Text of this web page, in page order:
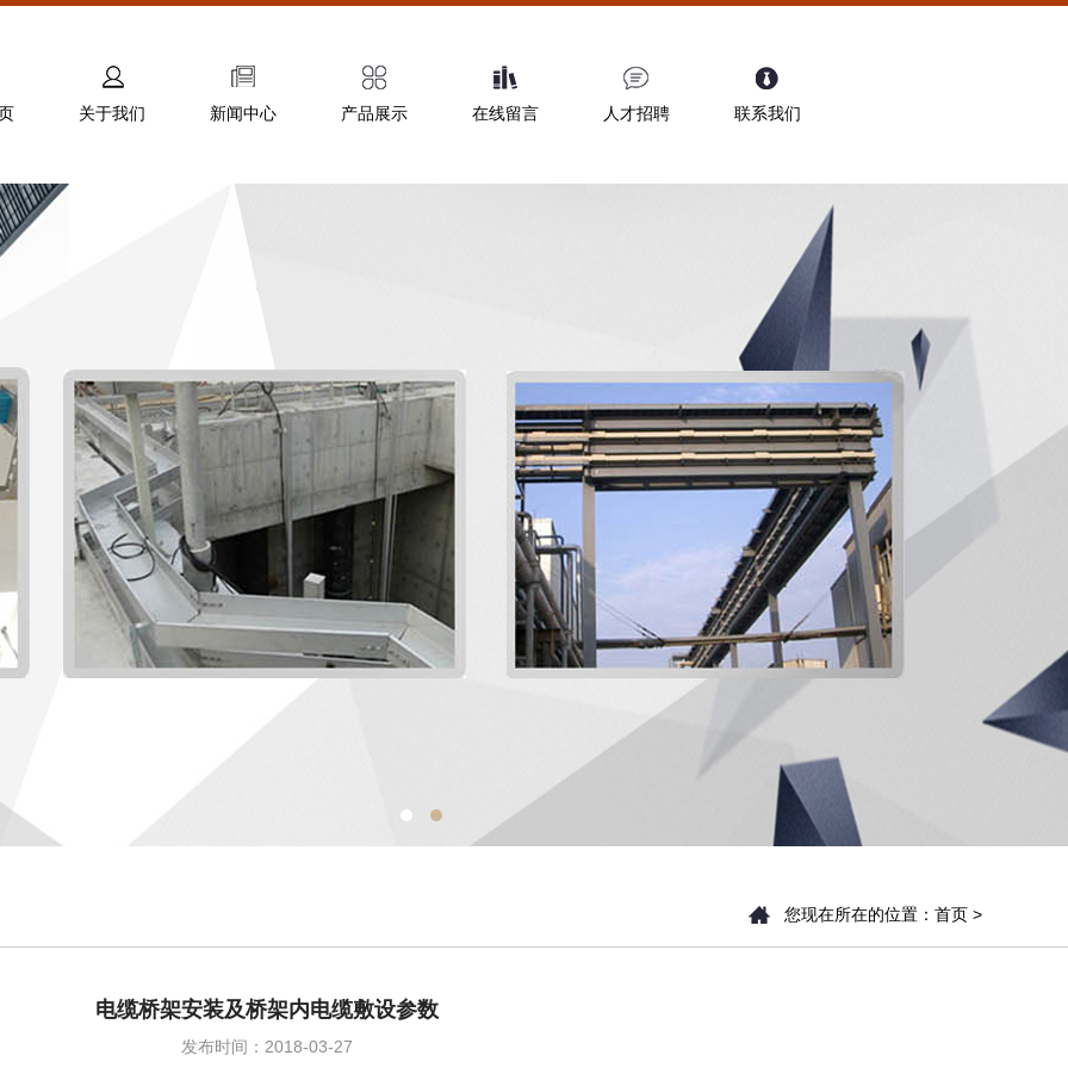
关于我们 新闻中心 产品展示 在线留言 人才招聘 联系我们
您现在所在的位置： 首页 >
电缆桥架安装及桥架内电缆敷设参数
发布时间：2018-03-27